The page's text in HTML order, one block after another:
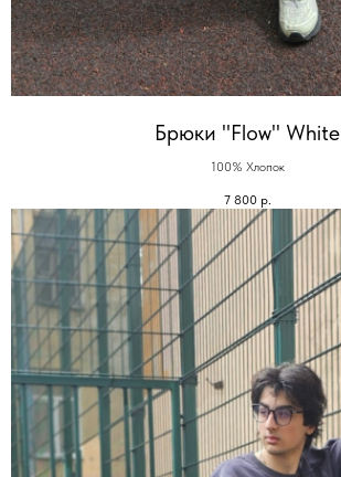
Брюки "Flow" White
100% Хлопок
7 800 р.